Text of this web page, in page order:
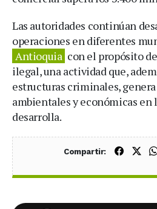
Las autoridades continúan
operaciones en diferentes
Antioquia con el propósito
ilegal, una actividad que,
estructuras criminales,
ambientales y económicas en
desarrolla.
Compartir: